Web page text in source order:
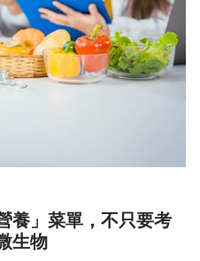
養」菜單，不只要考
生物